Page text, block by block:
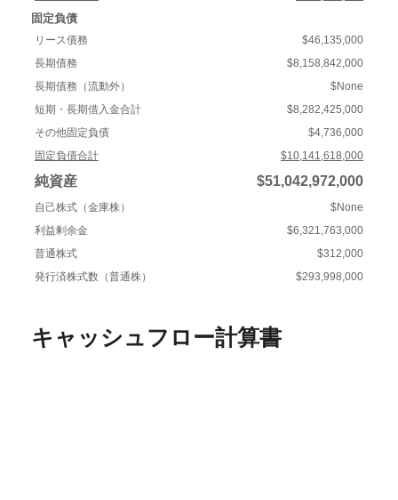
固定負債
リース債務
$46,135,000
長期債務
$8,158,842,000
長期債務（流動外）
$None
短期・長期借入金合計
$8,282,425,000
その他固定負債
$4,736,000
固定負債合計
$10,141,618,000
純資産 $51,042,972,000
自己株式（金庫株）
$None
利益剰余金
$6,321,763,000
普通株式
$312,000
発行済株式数（普通株）
$293,998,000
キャッシュフロー計算書